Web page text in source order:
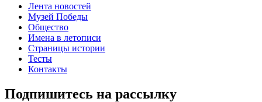
Лента новостей
Музей Победы
Общество
Имена в летописи
Страницы истории
Тесты
Контакты
Подпишитесь на рассылку